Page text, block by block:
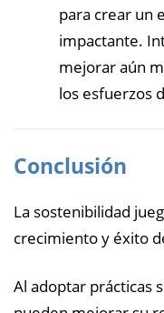
para crear un
impactante.
mejorar aún
los esfuerzos
Conclusión
La sostenibilidad
crecimiento y éxito
Al adoptar prácticas